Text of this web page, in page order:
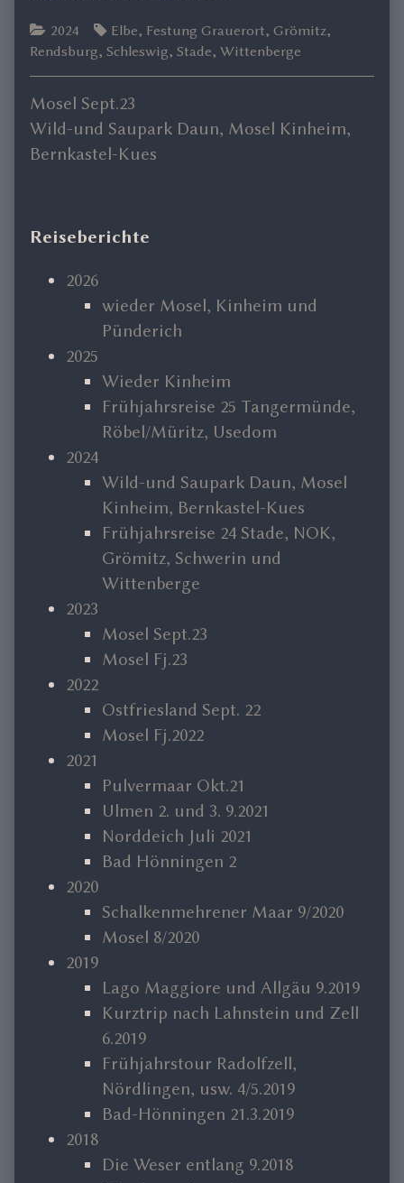
Categories
2024 Tags
Elbe, Festung Grauerort, Grömitz,
Rendsburg, Schleswig, Stade, Wittenberge
Beitragsnavigation
Previous
post:
Mosel Sept.23
Next
post:
Wild-und Saupark Daun, Mosel Kinheim,
Bernkastel-Kues
Primary
Sidebar
Reiseberichte
2026
wieder Mosel, Kinheim und
Pünderich
2025
Wieder Kinheim
Frühjahrsreise 25 Tangermünde,
Röbel/Müritz, Usedom
2024
Wild-und Saupark Daun, Mosel
Kinheim, Bernkastel-Kues
Frühjahrsreise 24 Stade, NOK,
Grömitz, Schwerin und
Wittenberge
2023
Mosel Sept.23
Mosel Fj.23
2022
Ostfriesland Sept. 22
Mosel Fj.2022
2021
Pulvermaar Okt.21
Ulmen 2. und 3. 9.2021
Norddeich Juli 2021
Bad Hönningen 2
2020
Schalkenmehrener Maar 9/2020
Mosel 8/2020
2019
Lago Maggiore und Allgäu 9.2019
Kurztrip nach Lahnstein und Zell
6.2019
Frühjahrstour Radolfzell,
Nördlingen, usw. 4/5.2019
Bad-Hönningen 21.3.2019
2018
Die Weser entlang 9.2018